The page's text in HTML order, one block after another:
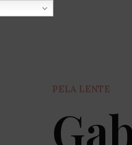
PELA LENTE